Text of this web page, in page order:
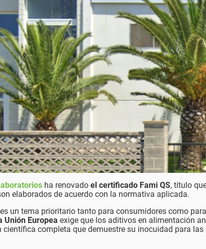
ha renovado el certificado Fami QS, título
elaborados de acuerdo con la normativa aplicada.
es un tema prioritario tanto para consumidores como
Unión Europea exige que los aditivos en alimentación
completa que demuestre su inocuidad para